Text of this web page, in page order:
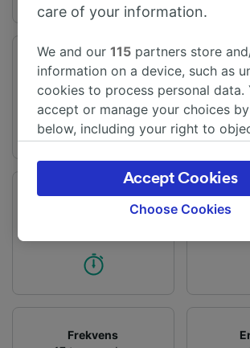
Vertrekstation
Boom
Reisetid
Frekvens
care of your information.
We and our115 partners store
information on a device, such as
cookies to process personal data.
accept or manage your choices
below, including your right to
the privacy policy page. These
signaled to our partners and will
browsing data. Your data will not
track you.
We and our partners process data
Use precise geolocation data.
device characteristics for
and/or access information on a
Personalised advertising and
Choose Cookies
Accept Cookies